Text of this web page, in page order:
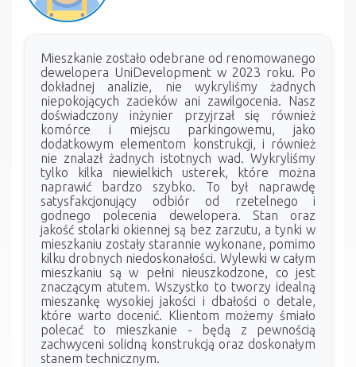
Mieszkanie zostało odebrane od renomowanego
dewelopera UniDevelopment w 2023 roku. Po
dokładnej analizie, nie wykryliśmy żadnych
niepokojących zacieków ani zawilgocenia. Nasz
doświadczony inżynier przyjrzał się również
komórce i miejscu parkingowemu, jako
dodatkowym elementom konstrukcji, i również
nie znalazł żadnych istotnych wad. Wykryliśmy
tylko kilka niewielkich usterek, które można
naprawić bardzo szybko. To był naprawdę
satysfakcjonujący odbiór od rzetelnego i
godnego polecenia dewelopera. Stan oraz
jakość stolarki okiennej są bez zarzutu, a tynki w
mieszkaniu zostały starannie wykonane, pomimo
kilku drobnych niedoskonałości. Wylewki w całym
mieszkaniu są w pełni nieuszkodzone, co jest
znaczącym atutem. Wszystko to tworzy idealną
mieszankę wysokiej jakości i dbałości o detale,
które warto docenić. Klientom możemy śmiało
polecać to mieszkanie - będą z pewnością
zachwyceni solidną konstrukcją oraz doskonałym
stanem technicznym.